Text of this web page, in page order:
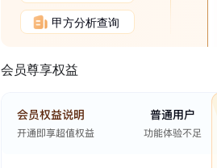
甲方分析查询
会员尊享权益